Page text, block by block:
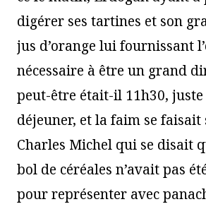
digérer ses tartines et son
jus d’orange lui fournissant
nécessaire à être un grand
peut-être était-il 11h30,
déjeuner, et la faim se
Charles Michel qui se disait
bol de céréales n’avait pas
pour représenter avec